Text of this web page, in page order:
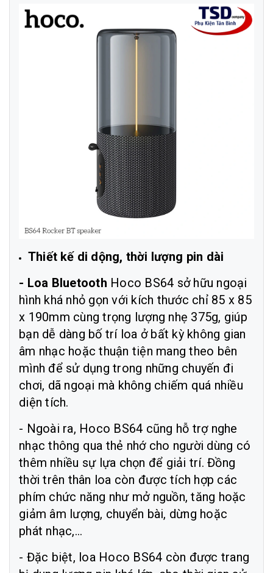
Thiết kế di dộng, thời lượng pin dài
- Loa Bluetooth Hoco BS64 sở hữu ngoại
hình khá nhỏ gọn với kích thước chỉ 85 x 85
x 190mm cùng trọng lượng nhẹ 375g, giúp
bạn dễ dàng bố trí loa ở bất kỳ không gian
âm nhạc hoặc thuận tiện mang theo bên
mình để sử dụng trong những chuyến đi
chơi, dã ngoại mà không chiếm quá nhiều
diện tích.
- Ngoài ra, Hoco BS64 cũng hỗ trợ nghe
nhạc thông qua thẻ nhớ cho người dùng có
thêm nhiều sự lựa chọn để giải trí. Đồng
thời trên thân loa còn được tích hợp các
phím chức năng như mở nguồn, tăng hoặc
giảm âm lượng, chuyển bài, dừng hoặc
phát nhạc,...
- Đặc biệt, loa Hoco BS64 còn được trang